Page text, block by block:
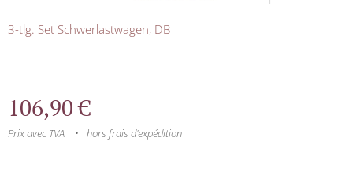
3-tlg. Set Schwerlastwagen, DB
106,90€
Prix avec TVA hors frais d'expédition